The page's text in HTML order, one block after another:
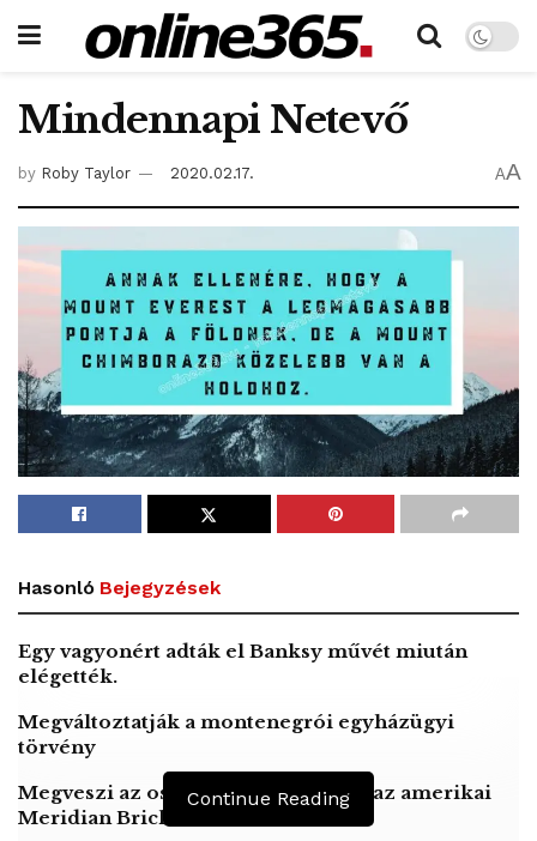
Mindennapi Netevő
by Roby Taylor 2020.02.17. AA
Hasonló Bejegyzések
Egy vagyonért adták el Banksy művét miután
elégették.
Megváltoztatják a montenegrói egyházügyi
törvény
Megveszi az osztrák Wienerberger az amerikai
Meridian Bricket
Continue Reading